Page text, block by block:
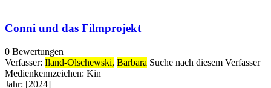
Conni und das Filmprojekt
0 Bewertungen
Verfasser: Iland-Olschewski, Barbara Suche nach diesem Verfasser
Medienkennzeichen: Kin
Jahr: [2024]